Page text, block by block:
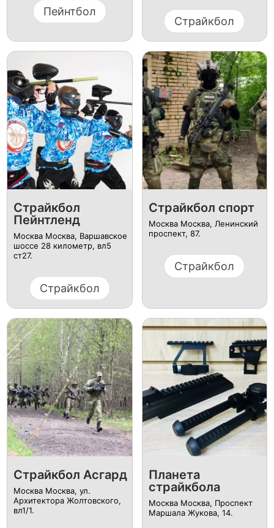
Пейнтбол
Страйкбол
Страйкбол
Пейнтленд
Москва Москва, ​Варшавское
шоссе 28 километр, вл5
ст27.
Страйкбол
Страйкбол спорт
Москва Москва, ​Ленинский
проспект, 87.
Страйкбол
Страйкбол Асгард
Москва Москва, ул.
Архитектора Жолтовского,
вл1/1.
Планета
страйкбола
Москва Москва, ​Проспект
Маршала Жукова, 14.